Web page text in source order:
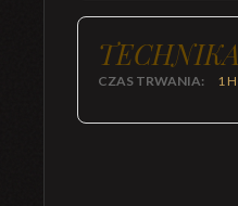
CZAS TRWANIA: 1